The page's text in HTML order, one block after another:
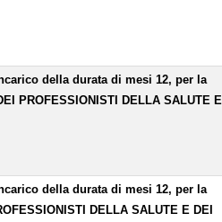
della durata di mesi 12, per la
PROFESSIONISTI DELLA SALUTE E
della durata di mesi 12, per la
DELLA SALUTE E DEI